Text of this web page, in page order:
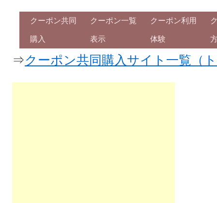
クーポン共同
購入
クーポン一覧
表示
クーポン利用
体験
⇒クーポン共同購入サイト一覧（